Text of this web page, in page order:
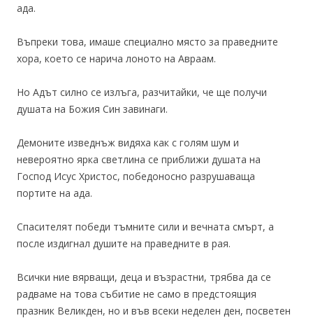
ада.
Въпреки това, имаше специално място за праведните
хора, което се нарича ​​лоното на Авраам.
Но Адът силно се излъга, разчитайки, че ще получи
душата на Божия Син завинаги.
Демоните изведнъж видяха как с голям шум и
невероятно ярка светлина се приближи душата на
Господ Исус Христос, победоносно разрушаваща
портите на ада.
Спасителят победи тъмните сили и вечната смърт, а
после издигнал душите на праведните в рая.
Всички ние вярващи, деца и възрастни, трябва да се
радваме на това събитие не само в предстоящия
празник Великден, но и във всеки неделен ден, посветен